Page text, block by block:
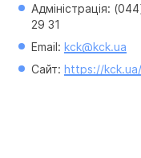
Адміністрація:
29 31
Email: kck@kck.ua
Сайт: https://kck.ua/